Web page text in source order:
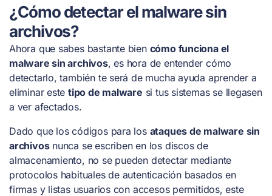
¿Cómo detectar el malware sin
archivos?
Ahora que sabes bastante bien cómo funciona el
malware sin archivos, es hora de entender cómo
detectarlo, también te será de mucha ayuda aprender a
eliminar este tipo de malware si tus sistemas se llegasen
a ver afectados.
Dado que los códigos para los ataques de malware sin
archivosnunca se escriben en los discos de
almacenamiento, no se pueden detectar mediante
protocolos habituales de autenticación basados en
firmas y listas usuarios con accesos permitidos, este